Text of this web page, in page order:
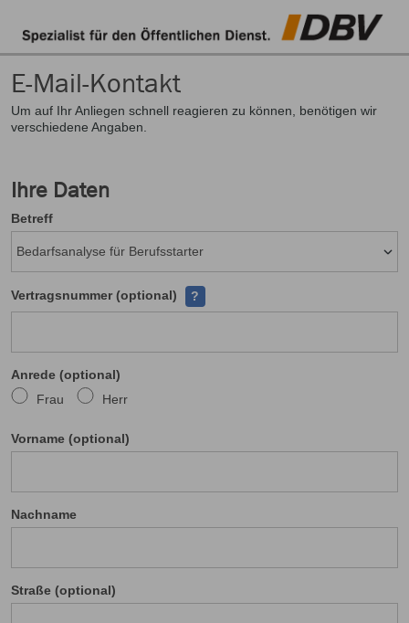
E-Mail-Kontakt
Um auf Ihr Anliegen schnell reagieren zu können, benötigen wir
verschiedene Angaben.
Ihre Daten
Betreff
Vertragsnummer (optional) Ihre Versicherungsscheinnumer
?
Anrede (optional)
Frau
Herr
Vorname (optional)
Nachname
Straße (optional)